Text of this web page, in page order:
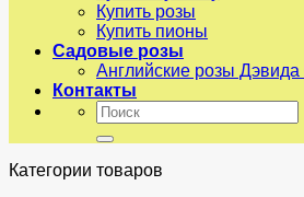
Купить розы
Купить пионы
Садовые розы
Английские розы Дэвида
Контакты
Искать:
Категории товаров